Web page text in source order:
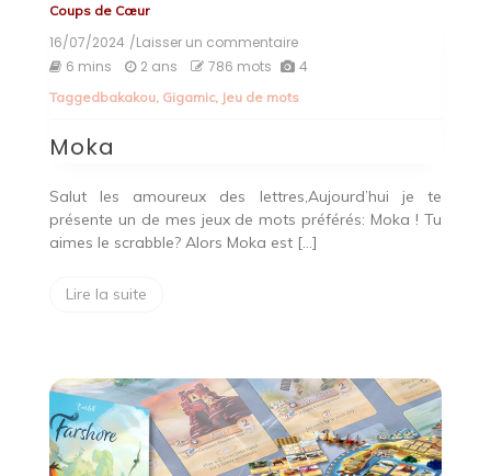
Coups de Cœur
16/07/2024 /Laisser un commentaireon
Moka
6 mins 2 ans 786 mots 4
Taggedbakakou, Gigamic, Jeu de mots
Moka
Salut les amoureux des lettres,Aujourd’hui je te
présente un de mes jeux de mots préférés: Moka ! Tu
aimes le scrabble? Alors Moka est […]
Lire la suite